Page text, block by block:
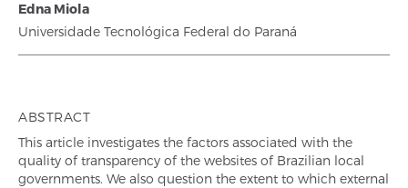
Edna Miola
Universidade Tecnológica Federal do Paraná
ABSTRACT
This article investigates the factors associated with the
quality of transparency of the websites of Brazilian local
governments. We also question the extent to which external